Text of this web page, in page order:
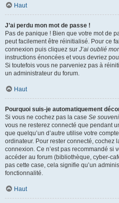
Haut
J’ai perdu mon mot de passe !
Pas de panique ! Bien que votre mot de
peut facilement être réinitialisé. Pour ce
connexion puis cliquez sur J’ai oublié
instructions énoncées et vous devriez
Si toutefois vous ne parveniez pas à
un administrateur du forum.
Haut
Pourquoi suis-je automatiquement
Si vous ne cochez pas la case Se
vous ne resterez connecté que pendant
que quelqu’un d’autre utilise votre
ordinateur. Pour rester connecté, cochez
connexion. Ce n’est pas recommandé si
accéder au forum (bibliothèque, cyber-
pas cette case, cela signifie qu’un
fonctionnalité.
Haut